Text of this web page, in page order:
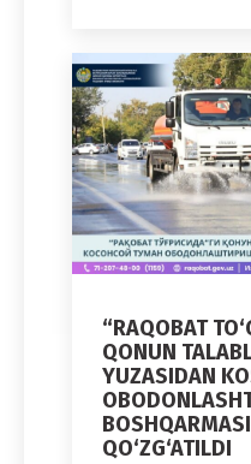
“RAQOBAT
QONUN
YUZASIDAN
QO‘ZG‘ATILDI